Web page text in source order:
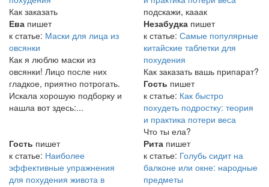
Как заказать
подскажи, кааак
Ева пишет
к статье: Маски для лица из
овсянки
Как я люблю маски из
овсянки! Лицо после них
гладкое, приятно потрогать.
Искала хорошую подборку и
нашла вот здесь:...
Незабудка пишет
к статье: Самые популярные
китайские таблетки для
похудения
Как заказать вашь припарат?
Гость пишет
к статье: Как быстро
похудеть подростку: теория
и практика потери веса
Что ты ела?
Гость пишет
к статье: Наиболее
эффективные упражнения
для похудения живота в
Рита пишет
к статье: Голубь сидит на
балконе или окне: народные
предметы